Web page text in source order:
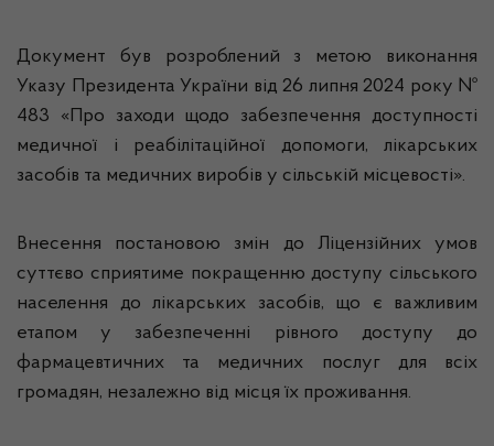
Документ був розроблений з метою виконання
Указу Президента України від 26 липня 2024 року №
483 «Про заходи щодо забезпечення доступності
медичної і реабілітаційної допомоги, лікарських
засобів та медичних виробів у сільській місцевості».
Внесення постановою змін до Ліцензійних умов
суттєво сприятиме покращенню доступу сільського
населення до лікарських засобів, що є важливим
етапом у забезпеченні рівного доступу до
фармацевтичних та медичних послуг для всіх
громадян, незалежно від місця їх проживання.